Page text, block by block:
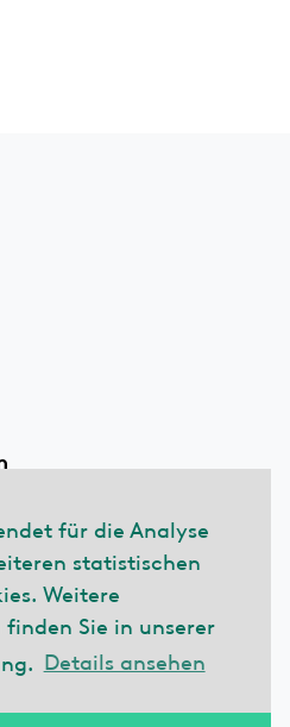
für die Analyse
statistischen
Weitere
Sie in unserer
Details ansehen